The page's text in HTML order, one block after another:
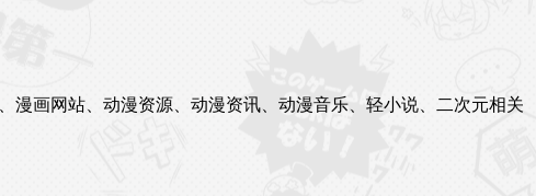
漫画网站、动漫资源、动漫资讯、动漫音乐、轻小说、二次元相关